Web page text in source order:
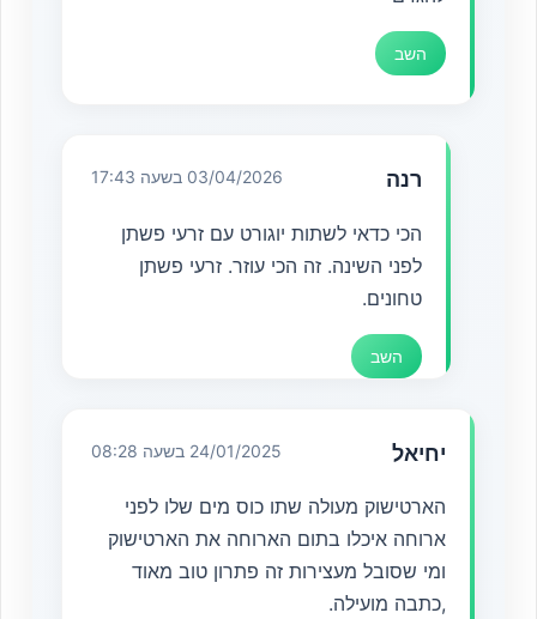
השב
רנה 03/04/2026 בשעה 17:43
הכי כדאי לשתות יוגורט עם זרעי פשתן
לפני השינה. זה הכי עוזר. זרעי פשתן
טחונים.
השב
יחיאל 24/01/2025 בשעה 08:28
הארטישוק מעולה שתו כוס מים שלו לפני
ארוחה איכלו בתום הארוחה את הארטישוק
ומי שסובל מעצירות זה פתרון טוב מאוד
,כתבה מועילה.